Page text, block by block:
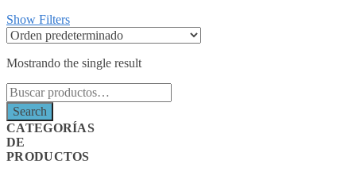
Show Filters
Mostrando the single result
Search
for:
Search
CATEGORÍAS
DE
PRODUCTOS